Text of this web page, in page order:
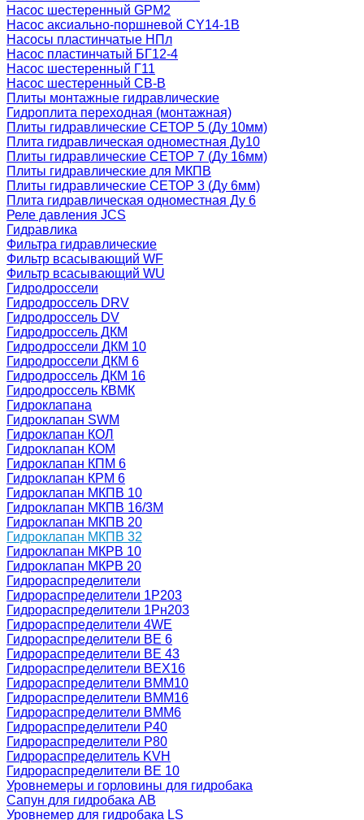
Насос шестеренный GPM2
Насос аксиально-поршневой CY14-1B
Насосы пластинчатые НПл
Насос пластинчатый БГ12-4
Насос шестеренный Г11
Насос шестеренный СВ-В
Плиты монтажные гидравлические
Гидроплита переходная (монтажная)
Плиты гидравлические СЕТОР 5 (Ду 10мм)
Плита гидравлическая одноместная Ду10
Плиты гидравлические СЕТОР 7 (Ду 16мм)
Плиты гидравлические для МКПВ
Плиты гидравлические СЕТОР 3 (Ду 6мм)
Плита гидравлическая одноместная Ду 6
Реле давления JCS
Гидравлика
Фильтра гидравлические
Фильтр всасывающий WF
Фильтр всасывающий WU
Гидродроссели
Гидродроссель DRV
Гидродроссель DV
Гидродроссель ДКМ
Гидродроссели ДКМ 10
Гидродроссели ДКМ 6
Гидродроссель ДКМ 16
Гидродроссель КВМК
Гидроклапана
Гидроклапан SWM
Гидроклапан КОЛ
Гидроклапан КОМ
Гидроклапан КПМ 6
Гидроклапан КРМ 6
Гидроклапан МКПВ 10
Гидроклапан МКПВ 16/3М
Гидроклапан МКПВ 20
Гидроклапан МКПВ 32
Гидроклапан МКРВ 10
Гидроклапан МКРВ 20
Гидрораспределители
Гидрораспределители 1Р203
Гидрораспределители 1Рн203
Гидрораспределители 4WE
Гидрораспределители ВЕ 6
Гидрораспределители ВЕ 43
Гидрораспределители ВЕХ16
Гидрораспределители ВММ10
Гидрораспределители ВММ16
Гидрораспределители ВММ6
Гидрораспределители Р40
Гидрораспределители Р80
Гидрораспределитель KVH
Гидрораспределители ВЕ 10
Уровнемеры и горловины для гидробака
Сапун для гидробака АВ
Уровнемер для гидробака LS